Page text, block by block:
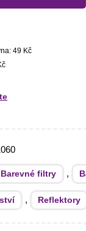
49 Kč
Barevné filtry ,
, Reflektory